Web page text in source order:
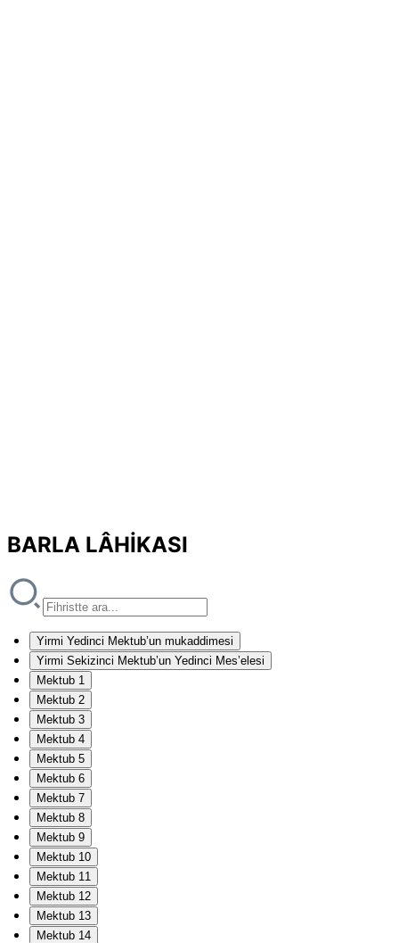
BARLA LÂHİKASI
Yirmi Yedinci Mektub’un mukaddimesi
Yirmi Sekizinci Mektub’un Yedinci Mes’elesi
Mektub 1
Mektub 2
Mektub 3
Mektub 4
Mektub 5
Mektub 6
Mektub 7
Mektub 8
Mektub 9
Mektub 10
Mektub 11
Mektub 12
Mektub 13
Mektub 14